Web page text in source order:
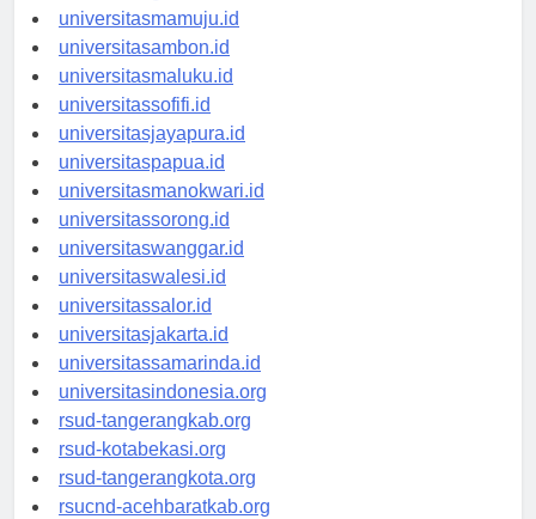
universitasgorontalo.id
universitasmamuju.id
universitasambon.id
universitasmaluku.id
universitassofifi.id
universitasjayapura.id
universitaspapua.id
universitasmanokwari.id
universitassorong.id
universitaswanggar.id
universitaswalesi.id
universitassalor.id
universitasjakarta.id
universitassamarinda.id
universitasindonesia.org
rsud-tangerangkab.org
rsud-kotabekasi.org
rsud-tangerangkota.org